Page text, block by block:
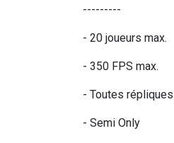
---------
- 20 joueurs max.
- 350 FPS max.
- Toutes
- Semi Only